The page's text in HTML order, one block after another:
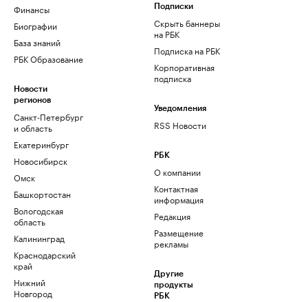
Финансы
Биографии
База знаний
РБК Образование
Новости
регионов
Санкт-Петербург
и область
Екатеринбург
Новосибирск
Омск
Башкортостан
Вологодская
область
Калининград
Краснодарский
край
Нижний
Новгород
Подписки
Скрыть баннеры
на РБК
Подписка на РБК
Корпоративная
подписка
Уведомления
RSS Новости
РБК
О компании
Контактная
информация
Редакция
Размещение
рекламы
Другие
продукты
РБК